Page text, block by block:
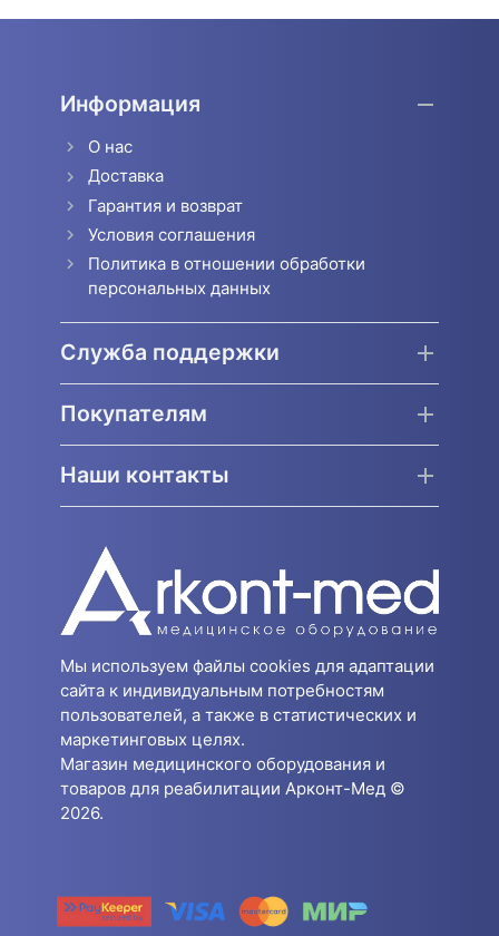
Информация
О нас
Доставка
Гарантия и возврат
Условия соглашения
Политика в отношении обработки
персональных данных
Служба поддержки
Покупателям
Наши контакты
Мы используем файлы cookies для адаптации
сайта к индивидуальным потребностям
пользователей, а также в статистических и
маркетинговых целях.
Магазин медицинского оборудования и
товаров для реабилитации Арконт-Мед ©
2026.